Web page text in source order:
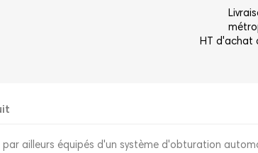
HT d'achat
par ailleurs équipés d'un système d'obturation